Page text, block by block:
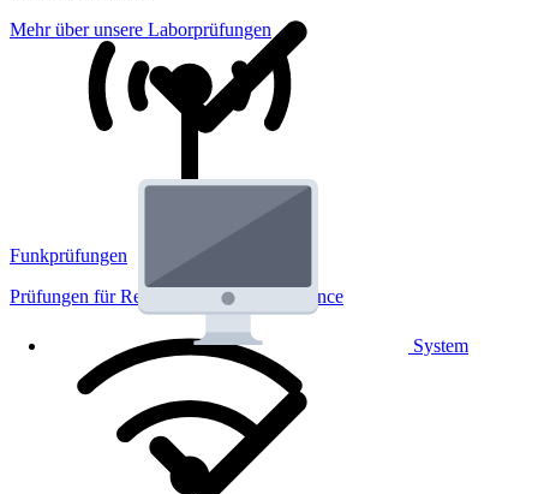
System
Mehr über unsere Laborprüfungen
Funkprüfungen
Prüfungen für Regulatorik und Performance